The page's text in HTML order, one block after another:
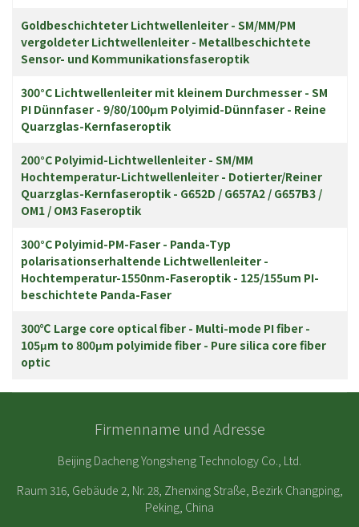
Goldbeschichteter Lichtwellenleiter - SM/MM/PM
vergoldeter Lichtwellenleiter - Metallbeschichtete
Sensor- und Kommunikationsfaseroptik
300°C Lichtwellenleiter mit kleinem Durchmesser - SM
PI Dünnfaser - 9/80/100μm Polyimid-Dünnfaser - Reine
Quarzglas-Kernfaseroptik
200°C Polyimid-Lichtwellenleiter - SM/MM
Hochtemperatur-Lichtwellenleiter - Dotierter/Reiner
Quarzglas-Kernfaseroptik - G652D / G657A2 / G657B3 /
OM1 / OM3 Faseroptik
300°C Polyimid-PM-Faser - Panda-Typ
polarisationserhaltende Lichtwellenleiter -
Hochtemperatur-1550nm-Faseroptik - 125/155um PI-
beschichtete Panda-Faser
300℃ Large core optical fiber - Multi-mode PI fiber -
105μm to 800μm polyimide fiber - Pure silica core fiber
optic
Firmenname und Adresse
Beijing Dacheng Yongsheng Technology Co., Ltd.
Raum 316, Gebäude 2, Nr. 28, Zhenxing Straße, Bezirk Changping,
Peking, China